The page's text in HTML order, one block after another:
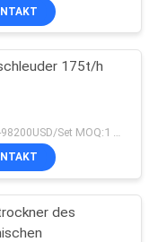
175t/h
des